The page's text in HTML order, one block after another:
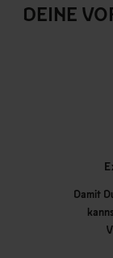
DEINE
Damit